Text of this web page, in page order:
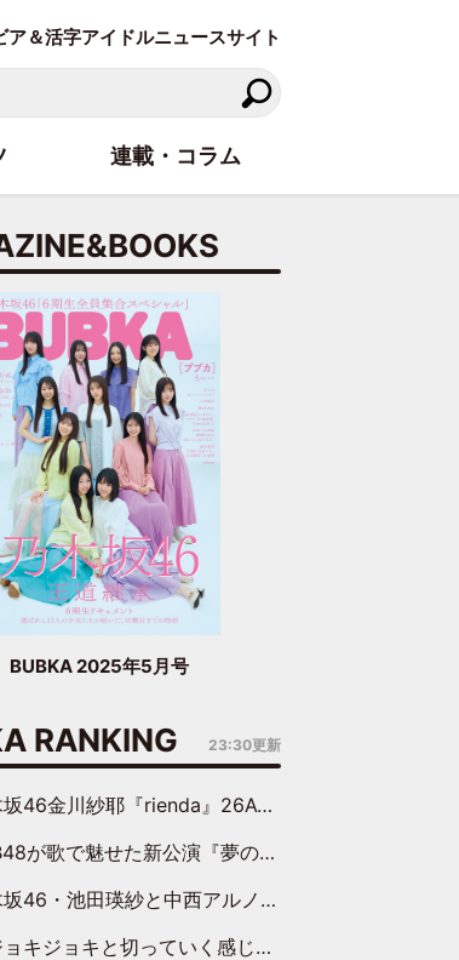
＆活字アイドルニュースサイト
BUBKA 2025年5月号
RANKING 23:30更新
金川紗耶『rienda』26AW LOOKモデルに就任
で魅せた新公演『夢のポップスター』 初日から全身全霊のステージ
紗と中西アルノが「真冬のかき氷」騒動で火花散らす！ 因縁の裏にあるのは、逆境をともに“凌”ぐ似た者同士の絆
ジョキと切っていく感じ」STU48中村舞、新しい挑戦は自らの手で
連載・コラム